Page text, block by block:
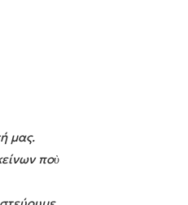
μας.
ποὺ